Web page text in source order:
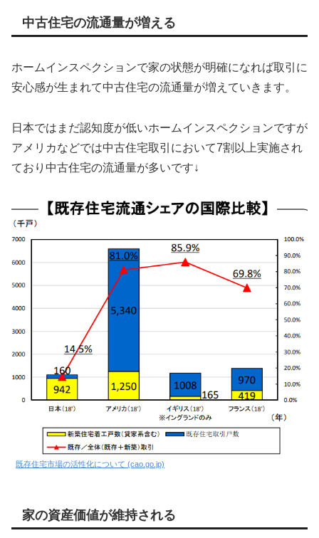
中古住宅の流通量が増える
ホームインスペクションで家の状態が明確になれば取引に
安心感が生まれて中古住宅の流通量が増えていきます。
日本ではまだ認知度が低いホームインスペクションですが
アメリカなどでは中古住宅取引において7割以上実施され
ており中古住宅の流通量が多いです↓
既存住宅市場の活性化について (cao.go.jp)
家の資産価値が維持される